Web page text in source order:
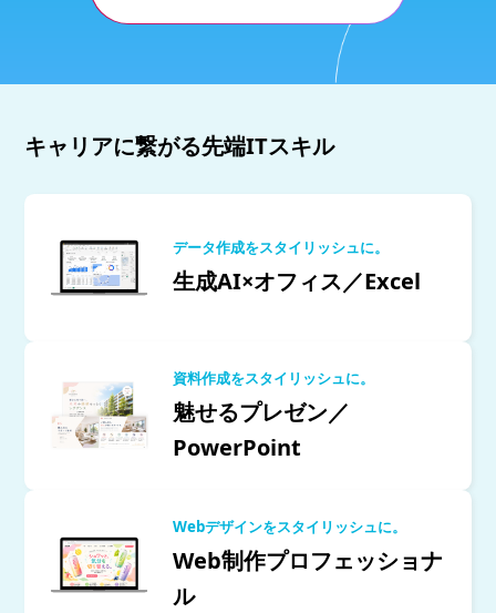
キャリアに繋がる先端ITスキル
データ作成をスタイリッシュに。
生成AI×オフィス／Excel
資料作成をスタイリッシュに。
魅せるプレゼン／
PowerPoint
Webデザインをスタイリッシュに。
Web制作プロフェッショナ
ル